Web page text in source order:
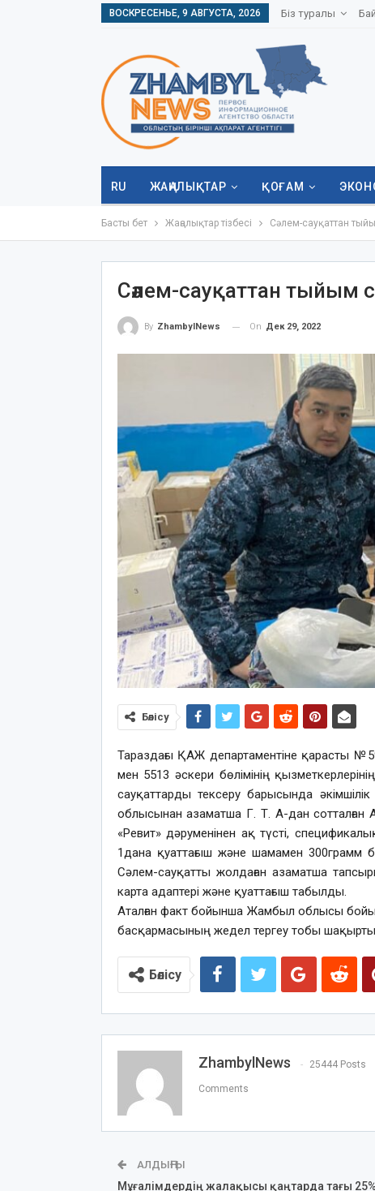
ВОСКРЕСЕНЬЕ, 9 АВГУСТА, 2026 Біз туралы
RU ЖАҢАЛЫҚТАР ҚОҒАМ
Басты бет Жаңалықтар тізбесі Сәлем-сауқаттан
Сәлем-сауқаттан тыйым
By ZhambylNews On Дек 29, 2022
Бөлісу
Тараздағы ҚАЖ департаментіне қарасты
мен 5513 әскери бөлімінің
сауқаттарды тексеру барысында
облысынан азаматша Г. Т. А-дан сотталған
«Ревит» дәруменінен ақ түсті,
1дана қуаттағыш және шамамен 300грамм
Сәлем-сауқатты жолдаған азаматша
карта адаптері және қуаттағыш табылды.
Аталған факт бойынша Жамбыл облысы
басқармасының жедел тергеу тобы
Бөлісу
ZhambylNews 25444 Posts
Comments
АЛДЫҢҒЫ
Мұғалімдердің жалақысы қаңтарда тағы